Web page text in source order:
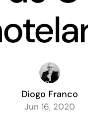
Diogo Franco
Jun 16, 2020